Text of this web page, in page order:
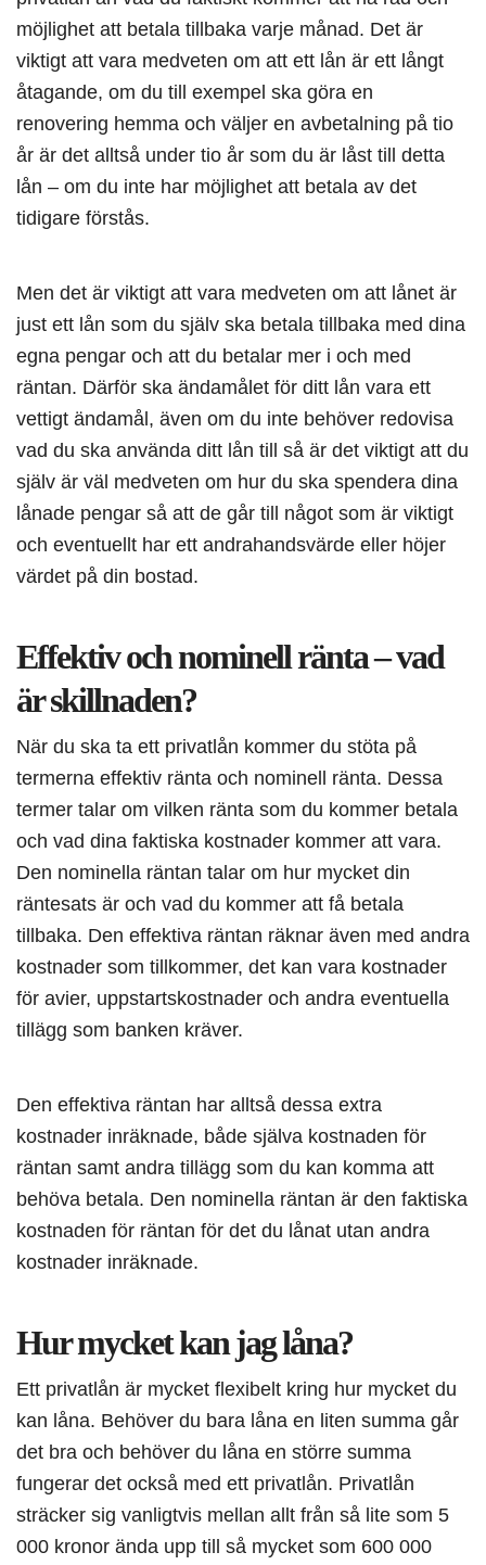
möjlighet att betala tillbaka varje månad. Det är
viktigt att vara medveten om att ett lån är ett långt
åtagande, om du till exempel ska göra en
renovering hemma och väljer en avbetalning på tio
år är det alltså under tio år som du är låst till detta
lån – om du inte har möjlighet att betala av det
tidigare förstås.
Men det är viktigt att vara medveten om att lånet är
just ett lån som du själv ska betala tillbaka med dina
egna pengar och att du betalar mer i och med
räntan. Därför ska ändamålet för ditt lån vara ett
vettigt ändamål, även om du inte behöver redovisa
vad du ska använda ditt lån till så är det viktigt att du
själv är väl medveten om hur du ska spendera dina
lånade pengar så att de går till något som är viktigt
och eventuellt har ett andrahandsvärde eller höjer
värdet på din bostad.
Effektiv och nominell ränta – vad
är skillnaden?
När du ska ta ett privatlån kommer du stöta på
termerna effektiv ränta och nominell ränta. Dessa
termer talar om vilken ränta som du kommer betala
och vad dina faktiska kostnader kommer att vara.
Den nominella räntan talar om hur mycket din
räntesats är och vad du kommer att få betala
tillbaka. Den effektiva räntan räknar även med andra
kostnader som tillkommer, det kan vara kostnader
för avier, uppstartskostnader och andra eventuella
tillägg som banken kräver.
Den effektiva räntan har alltså dessa extra
kostnader inräknade, både själva kostnaden för
räntan samt andra tillägg som du kan komma att
behöva betala. Den nominella räntan är den faktiska
kostnaden för räntan för det du lånat utan andra
kostnader inräknade.
Hur mycket kan jag låna?
Ett privatlån är mycket flexibelt kring hur mycket du
kan låna. Behöver du bara låna en liten summa går
det bra och behöver du låna en större summa
fungerar det också med ett privatlån. Privatlån
sträcker sig vanligtvis mellan allt från så lite som 5
000 kronor ända upp till så mycket som 600 000